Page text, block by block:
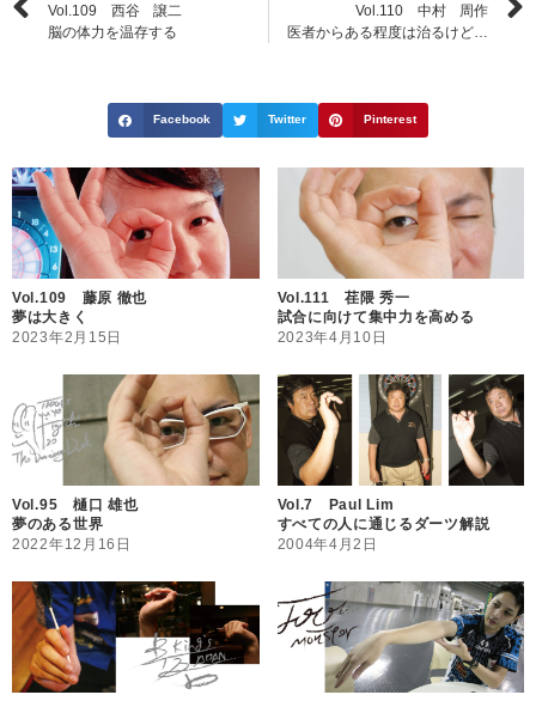
Vol.109 西谷 譲二
脳の体力を温存する
Vol.110 中村 周作
医者からある程度は治るけど…
Facebook Twitter Pinterest
Vol.109 藤原 徹也
夢は大きく
2023年2月15日
Vol.111 荏隈 秀一
試合に向けて集中力を高める
2023年4月10日
Vol.95 樋口 雄也
夢のある世界
2022年12月16日
Vol.7 Paul Lim
すべての人に通じるダーツ解説
2004年4月2日